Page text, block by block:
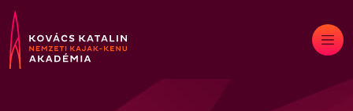
Skip
to
content